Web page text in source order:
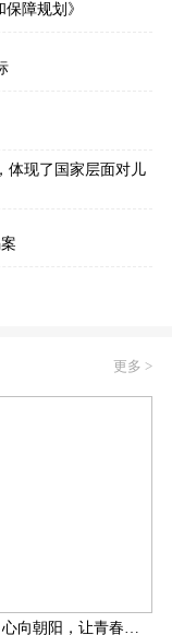
障规划》
体现了国家层面对儿
更多 >